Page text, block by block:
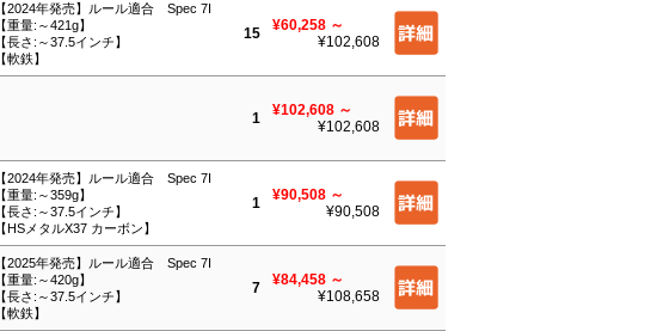
【2024年発売】ルール適合 Spec 7I
【重量:～421g】
【長さ:～37.5インチ】
【軟鉄】
15 ¥60,258 ～
¥102,608
1 ¥102,608 ～
¥102,608
【2024年発売】ルール適合 Spec 7I
【重量:～359g】
【長さ:～37.5インチ】
【HSメタルX37 カーボン】
1 ¥90,508 ～
¥90,508
【2025年発売】ルール適合 Spec 7I
【重量:～420g】
【長さ:～37.5インチ】
【軟鉄】
7 ¥84,458 ～
¥108,658